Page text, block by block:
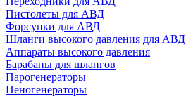
Пистолеты для АВД
Форсунки для АВД
Шланги высокого давления для АВД
Аппараты высокого давления
Барабаны для шлангов
Парогенераторы
Пеногенераторы